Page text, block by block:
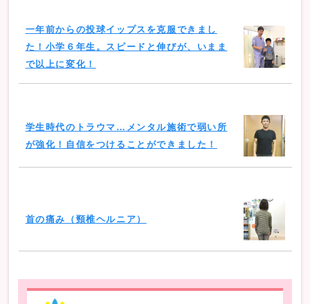
一年前からの投球イップスを克服できまし
た！小学６年生。スピードと伸びが、いまま
で以上に変化！
学生時代のトラウマ…メンタル施術で弱い所
が強化！自信をつけることができました！
首の痛み（頸椎ヘルニア）